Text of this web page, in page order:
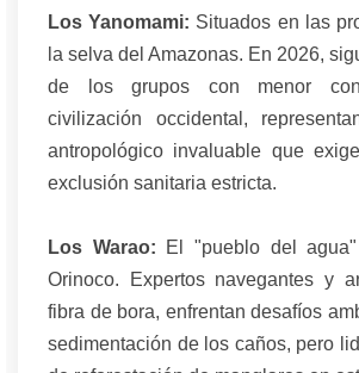
Los Yanomami: Situados en las
la selva del Amazonas. En 2026,
de los grupos con menor
civilización occidental,
antropológico invaluable que
exclusión sanitaria estricta.
Los Warao: El "pueblo del
Orinoco. Expertos navegantes y
fibra de bora, enfrentan desafíos
sedimentación de los caños, pero